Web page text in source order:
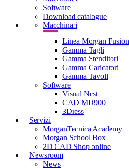
Software
Download catalogue
Macchinari
Linea Morgan Fusion
Gamma Tagli
Gamma Stenditori
Gamma Caricatori
Gamma Tavoli
Software
Visual Nest
CAD MD900
3Dress
Servizi
MorganTecnica Academy
Morgan School Box
2D CAD Shop online
Newsroom
News